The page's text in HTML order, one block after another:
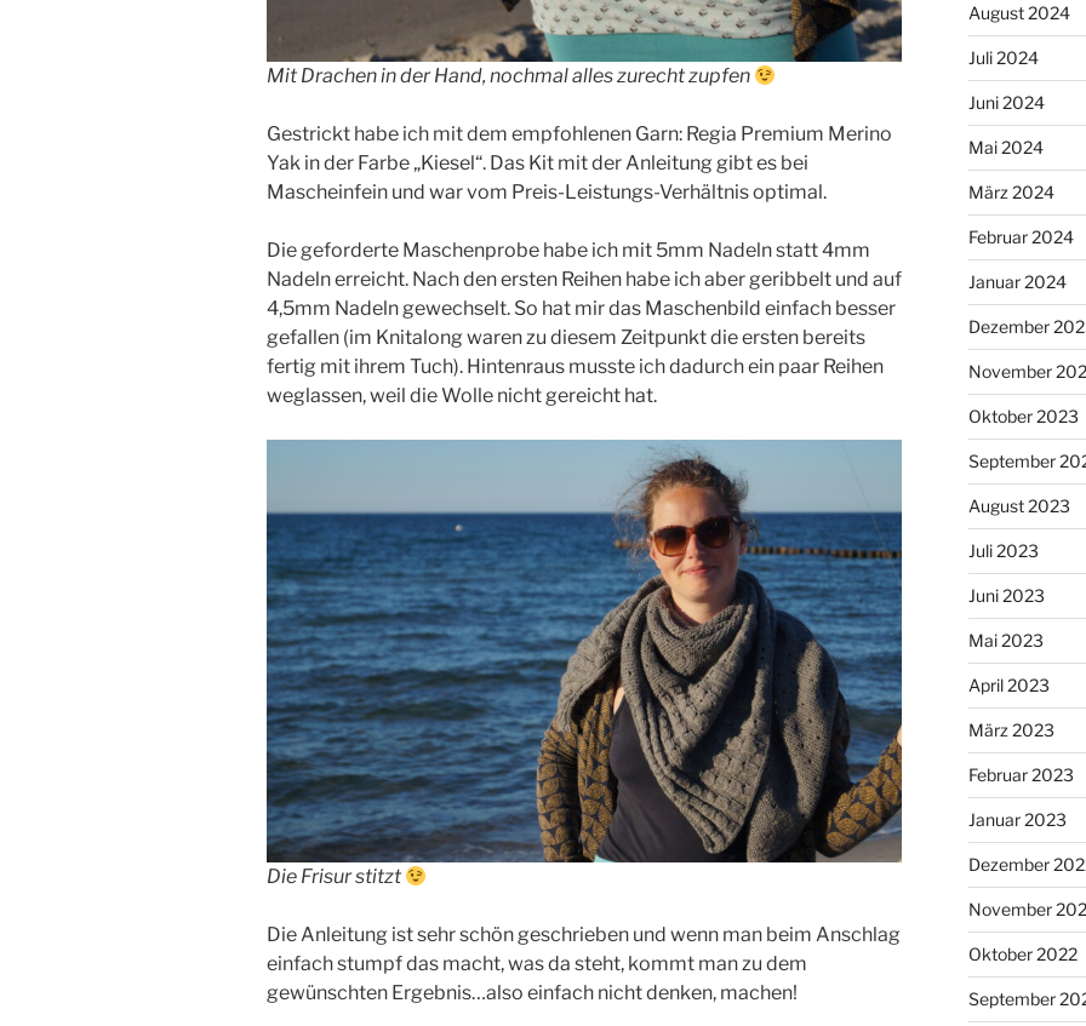
Mit Drachen in der Hand, nochmal alles zurecht zupfen
Gestrickt habe ich mit dem empfohlenen Garn: Regia Premium Merino
Yak in der Farbe „Kiesel“. Das Kit mit der Anleitung gibt es bei
Mascheinfein und war vom Preis-Leistungs-Verhältnis optimal.
Die geforderte Maschenprobe habe ich mit 5mm Nadeln statt 4mm
Nadeln erreicht. Nach den ersten Reihen habe ich aber geribbelt und auf
4,5mm Nadeln gewechselt. So hat mir das Maschenbild einfach besser
gefallen (im Knitalong waren zu diesem Zeitpunkt die ersten bereits
fertig mit ihrem Tuch). Hintenraus musste ich dadurch ein paar Reihen
weglassen, weil die Wolle nicht gereicht hat.
Die Frisur stitzt
Die Anleitung ist sehr schön geschrieben und wenn man beim Anschlag
einfach stumpf das macht, was da steht, kommt man zu dem
gewünschten Ergebnis…also einfach nicht denken, machen!
August 2024
Juli 2024
Juni 2024
Mai 2024
März 2024
Februar 2024
Januar 2024
Dezember
November
Oktober 2023
September
August 2023
Juli 2023
Juni 2023
Mai 2023
April 2023
März 2023
Februar 2023
Januar 2023
Dezember
November
Oktober 2022
September